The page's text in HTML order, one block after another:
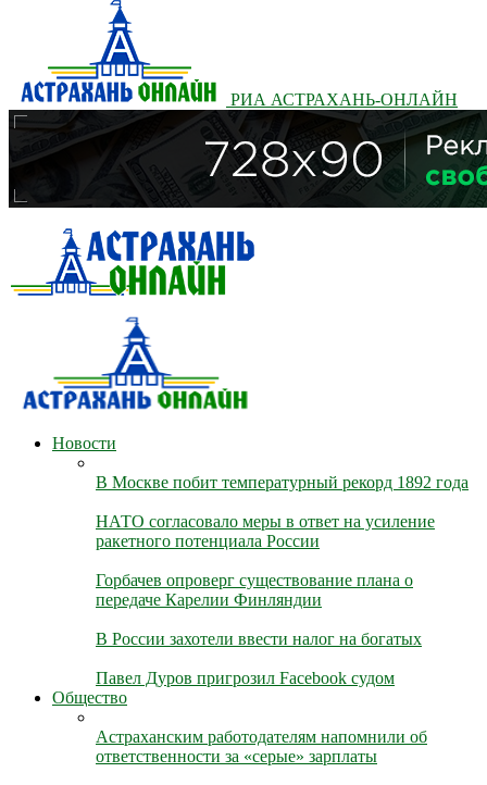
РИА АСТРАХАНЬ-ОНЛАЙН
Новости
В Москве побит температурный рекорд 1892 года
НАТО согласовало меры в ответ на усиление
ракетного потенциала России
Горбачев опроверг существование плана о
передаче Карелии Финляндии
В России захотели ввести налог на богатых
Павел Дуров пригрозил Facebook судом
Общество
Астраханским работодателям напомнили об
ответственности за «серые» зарплаты